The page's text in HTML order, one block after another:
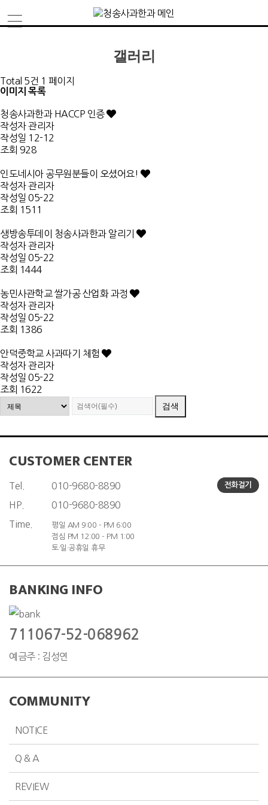
갤러리
Total 5건 1 페이지
이미지 목록
청송사과한과 HACCP 인증
작성자관리자
작성일 12-12
조회 928
인도네시아 공무원분들이 오셨어요!
작성자관리자
작성일 05-22
조회 1511
생방송투데이 청송사과한과 알리기
작성자관리자
작성일 05-22
조회 1444
농민사관학교 쌀가공 산업화 과정
작성자관리자
작성일 05-22
조회 1386
안덕중학교 사과따기 체험
작성자관리자
작성일 05-22
조회 1622
CUSTOMER CENTER
Tel. 010-9680-8890 전화걸기
HP.
010-9680-8890
Time.
평일 AM 9:00 - PM 6:00
점심 PM 12:00 - PM 1:00
토·일·공휴일 휴무
BANKING INFO
711067-52-068962
예금주 : 김성연
COMMUNITY
NOTICE
Q & A
REVIEW